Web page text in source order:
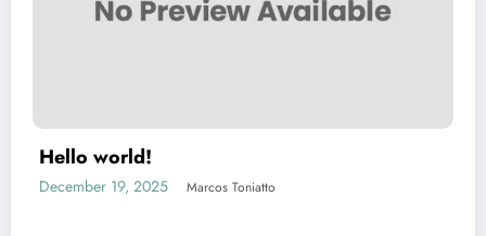
Hello world!
December 19, 2025 Marcos Toniatto